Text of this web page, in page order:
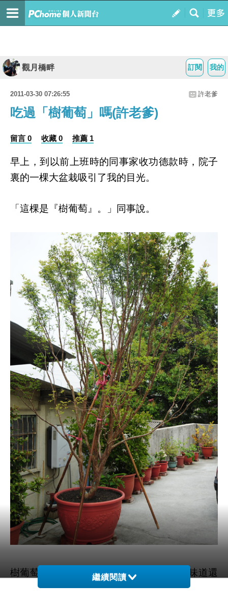
我的
訂閱
觀月橋畔
2011-03-30 07:26:55 許老爹
吃過「樹葡萄」嗎(許老爹)
留言 0 收藏 0 推薦 1
早上，到以前上班時的同事家收功德款時，院子
裏的一棵大盆栽吸引了我的目光。
「這棵是『樹葡萄』。」同事說。
樹葡萄，村內有人種，曾送過幾次來，那味道還
滿不錯的。吃是吃過，但從未見過果樹長怎樣。
繼續閱讀